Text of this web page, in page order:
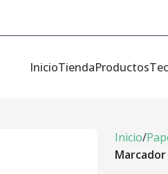
InicioTiendaProductos
Inicio